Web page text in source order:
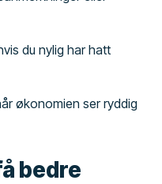
du nylig har hatt
økonomien ser ryddig
bedre